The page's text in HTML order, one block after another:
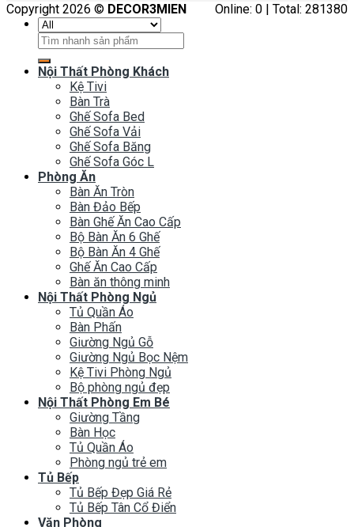
Online: 0 | Total: 281380
Copyright 2026 © DECOR3MIEN
Tìm
kiếm:
Nội Thất Phòng Khách
Kệ Tivi
Bàn Trà
Ghế Sofa Bed
Ghế Sofa Vải
Ghế Sofa Băng
Ghế Sofa Góc L
Phòng Ăn
Bàn Ăn Tròn
Bàn Đảo Bếp
Bàn Ghế Ăn Cao Cấp
Bộ Bàn Ăn 6 Ghế
Bộ Bàn Ăn 4 Ghế
Ghế Ăn Cao Cấp
Bàn ăn thông minh
Nội Thất Phòng Ngủ
Tủ Quần Áo
Bàn Phấn
Giường Ngủ Gỗ
Giường Ngủ Bọc Nệm
Kệ Tivi Phòng Ngủ
Bộ phòng ngủ đẹp
Nội Thất Phòng Em Bé
Giường Tầng
Bàn Học
Tủ Quần Áo
Phòng ngủ trẻ em
Tủ Bếp
Tủ Bếp Đẹp Giá Rẻ
Tủ Bếp Tân Cổ Điển
Văn Phòng